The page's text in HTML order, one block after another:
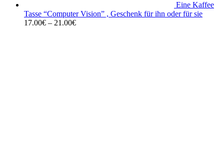
Eine Kaffee
Tasse “Computer Vision” , Geschenk für ihn oder für sie
17.00€ – 21.00€